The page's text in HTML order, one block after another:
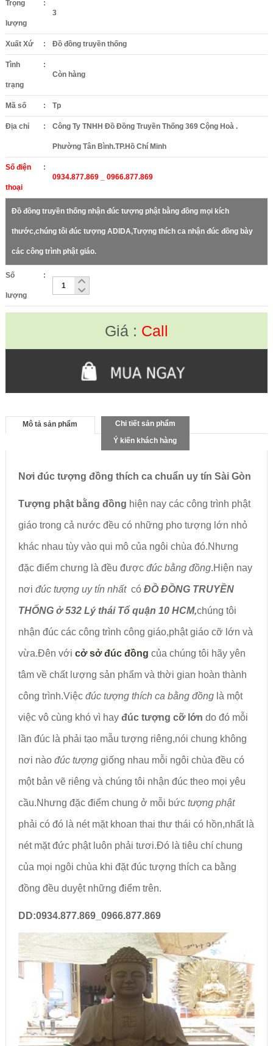
Trọng
lượng
:
3
Xuất Xứ : Đồ đồng truyền thống
Tình
trạng
:
Còn hàng
Mã số : Tp
Địa chỉ : Công Ty TNHH Đồ Đồng Truyền Thống 369 Cộng Hoà .
Phường Tân Bình.TP.Hồ Chí Minh
Số điện
thoại
:
0934.877.869 _ 0966.877.869
Đồ đồng truyền thống nhận đúc tượng phật bằng đồng mọi kích
thước,chúng tôi đúc tượng ADIDA,Tượng thích ca nhận đúc đồng bày
các công trình phật giáo.
Số
lượng
:
Giá : Call
Mô tả sản phẩm
Chi tiết sản phẩm
Ý kiến khách hàng
Nơi đúc tượng đồng thích ca chuẩn uy tín Sài Gòn
Tượng phật bằng đồng hiện nay các công trình phật
giáo trong cả nước đều có những pho tượng lớn nhỏ
khác nhau tùy vào qui mô của ngôi chùa đó.Nhưng
đặc điểm chưng là đều được đúc bằng đồng.Hiện nay
nơi đúc tượng uy tín nhấtcóĐỒ ĐỒNG TRUYỀN
THỐNG ở 532 Lý thái Tổ quận 10 HCM,chúng tôi
nhận đúc các công trình công giáo,phật giáo cỡ lớn và
vừa.Đên với cở sở đúc đồng của chúng tôi hãy yên
tâm về chất lượng sản phẩm và thời gian hoàn thành
công trình.Việc đúc tượng thích ca bằng đồnglà một
việc vô cùng khó vì hay đúc tượng cỡ lớn do đó mỗi
lần đúc là phải tạo mẫu tượng riêng,nói chung không
nơi nào đúc tượnggiống nhau mỗi ngôi chùa đều có
một bản vẽ riêng và chúng tôi nhận đúc theo mọi yêu
cầu.Nhưng đặc điểm chung ở mỗi bức tượng phật
phải có đó là nét mặt khoan thai thư thái có hồn,nhất là
nét mặt đức phật luôn phải tươi.Đó là tiêu chí chung
của mọi ngôi chùa khi đặt đúc tượng thích ca bằng
đồng đều duyệt những điểm trên.
DD:0934.877.869_0966.877.869